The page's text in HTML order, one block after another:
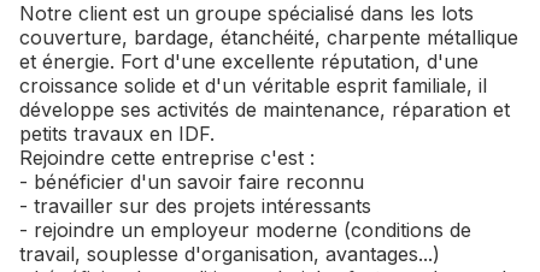
Notre client est un groupe spécialisé dans les lots
couverture, bardage, étanchéité, charpente métallique
et énergie. Fort d'une excellente réputation, d'une
croissance solide et d'un véritable esprit familiale, il
développe ses activités de maintenance, réparation et
petits travaux en IDF.
Rejoindre cette entreprise c'est :
- bénéficier d'un savoir faire reconnu
- travailler sur des projets intéressants
- rejoindre un employeur moderne (conditions de
travail, souplesse d'organisation, avantages...)